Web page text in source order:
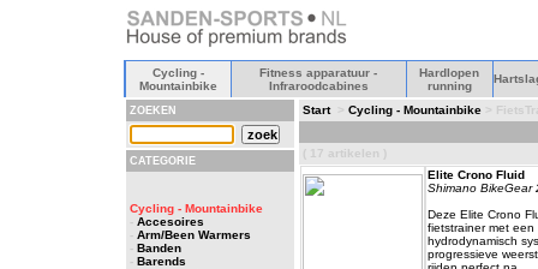
Cycling -
Mountainbike
Fitness apparatuur -
Infraroodcabines
Hardlopen
running
ZOEKEN
CATEGORIE
Cycling - Mountainbike
- Accesoires
- Arm/Been Warmers
- Banden
- Barends
Start> Cycling - Mountainbike>
( 17 artikelen )
Elite Crono Fluid
Shimano BikeGear
Deze Elite Crono
fietstrainer met een
hydrodynamisch
progressieve